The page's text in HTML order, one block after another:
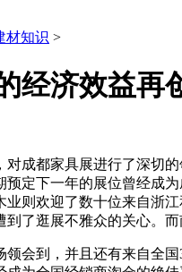
材知识 >
经济效益再
都家具展进行了深切的
预定下一年的展位曾经成
业则欢迎了数十位来自浙
到了逛展不雅众的关心。
到，并且还有来自全国